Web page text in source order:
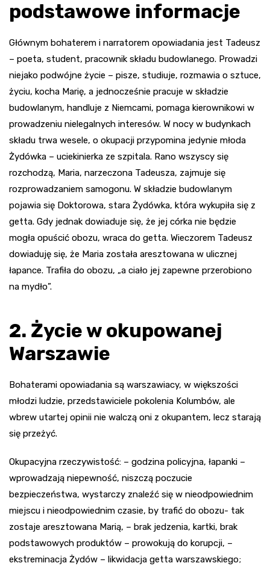
podstawowe informacje
Głównym bohaterem i narratorem opowiadania jest Tadeusz
– poeta, student, pracownik składu budowlanego. Prowadzi
niejako podwójne życie – pisze, studiuje, rozmawia o sztuce,
życiu, kocha Marię, a jednocześnie pracuje w składzie
budowlanym, handluje z Niemcami, pomaga kierownikowi w
prowadzeniu nielegalnych interesów. W nocy w budynkach
składu trwa wesele, o okupacji przypomina jedynie młoda
Żydówka – uciekinierka ze szpitala. Rano wszyscy się
rozchodzą, Maria, narzeczona Tadeusza, zajmuje się
rozprowadzaniem samogonu. W składzie budowlanym
pojawia się Doktorowa, stara Żydówka, która wykupiła się z
getta. Gdy jednak dowiaduje się, że jej córka nie będzie
mogła opuścić obozu, wraca do getta. Wieczorem Tadeusz
dowiaduję się, że Maria została aresztowana w ulicznej
łapance. Trafiła do obozu, „a ciało jej zapewne przerobiono
na mydło”.
2. Życie w okupowanej
Warszawie
Bohaterami opowiadania są warszawiacy, w większości
młodzi ludzie, przedstawiciele pokolenia Kolumbów, ale
wbrew utartej opinii nie walczą oni z okupantem, lecz starają
się przeżyć.
Okupacyjna rzeczywistość: – godzina policyjna, łapanki –
wprowadzają niepewność, niszczą poczucie
bezpieczeństwa, wystarczy znaleźć się w nieodpowiednim
miejscu i nieodpowiednim czasie, by trafić do obozu- tak
zostaje aresztowana Marią, – brak jedzenia, kartki, brak
podstawowych produktów – prowokują do korupcji, –
ekstreminacja Żydów – likwidacja getta warszawskiego;